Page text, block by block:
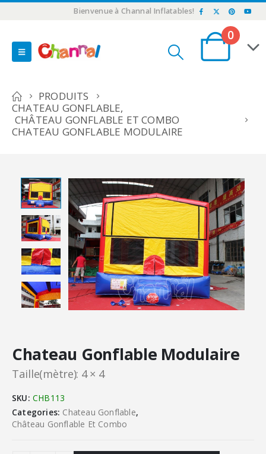
Bienvenue à Channal Inflatables!
0
PRODUITS
CHATEAU GONFLABLE,
CHÂTEAU GONFLABLE ET COMBO
CHATEAU GONFLABLE MODULAIRE
Chateau Gonflable Modulaire
Taille(mètre): 4 × 4
SKU: CHB113
Categories: Chateau Gonflable,
Château Gonflable Et Combo